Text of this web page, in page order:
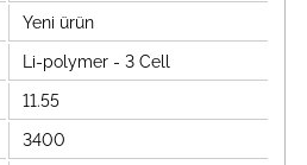
Yeni ürün
Li-polymer - 3 Cell
11.55
3400